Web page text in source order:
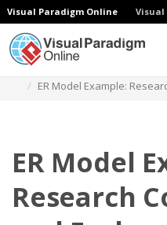
Visual Paradigm Online Visual
ER Model Example:
ER Model
Research